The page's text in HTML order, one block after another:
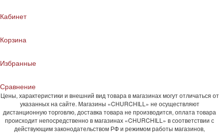
Кабинет
Корзина
Избранные
Сравнение
Цены, характеристики и внешний вид товара в магазинах могут отличаться от
указанных на сайте. Магазины «CHURCHILL» не осуществляют
дистанционную торговлю, доставка товара не производится, оплата товара
происходит непосредственно в магазинах «CHURCHILL» в соответствии с
действующим законодательством РФ и режимом работы магазинов,